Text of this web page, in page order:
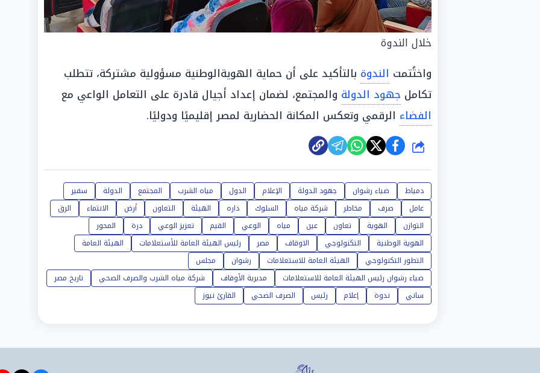
خلال الندوة
واختُتمت الندوة بالتأكيد على أن حماية الهويةالوطنية مسؤولية مشتركة، تتطلب
تكامل جهود الدولة والمجتمع، لضمان إعداد أجيال قادرة على التعامل الواعي مع
الفضاء الرقمي وتعكس المكانة الحضارية لمصر إقليميًا ودوليًا.
شارك
دمياط ضياء رشوان جهود الدولة الإعلام الدول مياه الشرب المجتمع الدولة
سفير
عامل
صرف مخاطر شركة مياه السلوك داره الهيئة التعاون أرض الانتماء
الرق
التوازن
الهوية تعاون عين مياه الوعي القيم تعزيز الوعي درة
المحور
الهوية الوطنية
التكنولوجي الاوقاف مصر رئيس الهيئة العامة للأستعلامات
الهيئة العامة
التطور التكنولوجي
الهيئة العامة للاستعلامات رشوان
مجلس
ضياء رشوان رئيس الهيئة العامة للاستعلامات
مديرية الأوقاف شركة مياه الشرب والصرف الصحي
تاريخ مصر
ساني
ندوة إعلام رئيس الصرف الصحي القارئ نيوز